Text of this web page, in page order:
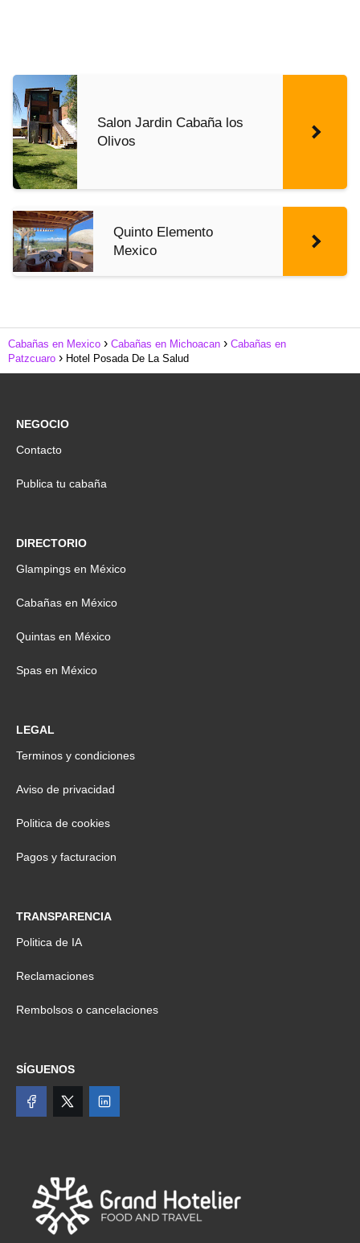
Salon Jardin Cabaña los
Olivos
Quinto Elemento
Mexico
Cabañas en Mexico Cabañas en Michoacan
Cabañas en
Patzcuaro
Hotel Posada De La Salud
NEGOCIO
Contacto
Publica tu cabaña
DIRECTORIO
Glampings en México
Cabañas en México
Quintas en México
Spas en México
LEGAL
Terminos y condiciones
Aviso de privacidad
Politica de cookies
Pagos y facturacion
TRANSPARENCIA
Politica de IA
Reclamaciones
Rembolsos o cancelaciones
SÍGUENOS